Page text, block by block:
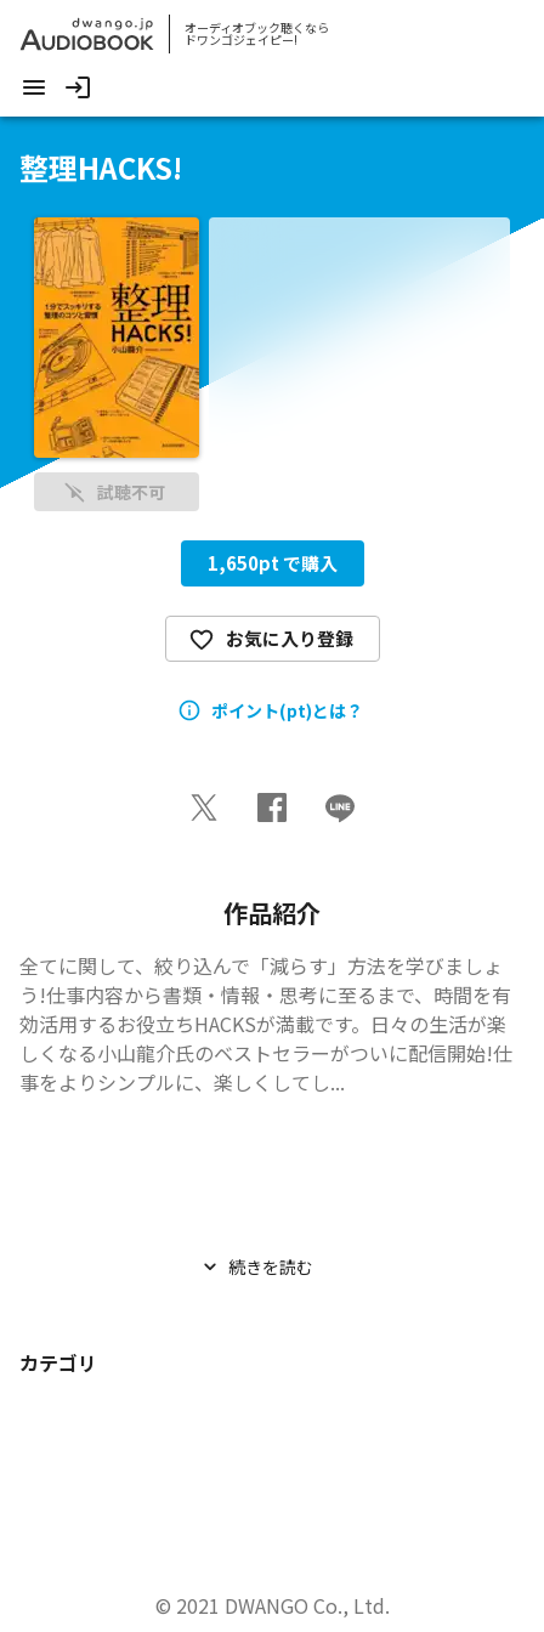
オーディオブック聴くなら
ドワンゴジェイピー!
整理HACKS!
試聴不可
1,650pt で購入
お気に入り登録
ポイント(pt)とは？
作品紹介
全てに関して、絞り込んで「減らす」方法を学びましょ
う!仕事内容から書類・情報・思考に至るまで、時間を有
効活用するお役立ちHACKSが満載です。日々の生活が楽
しくなる小山龍介氏のベストセラーがついに配信開始!仕
事をよりシンプルに、楽しくしてし...
続きを読む
カテゴリ
© 2021 DWANGO Co., Ltd.